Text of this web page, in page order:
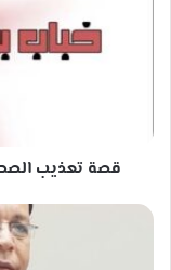
الله
قصة تعذيب
قصيدة